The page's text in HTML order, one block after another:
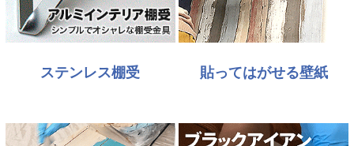
ステンレス棚受 貼ってはがせる壁紙